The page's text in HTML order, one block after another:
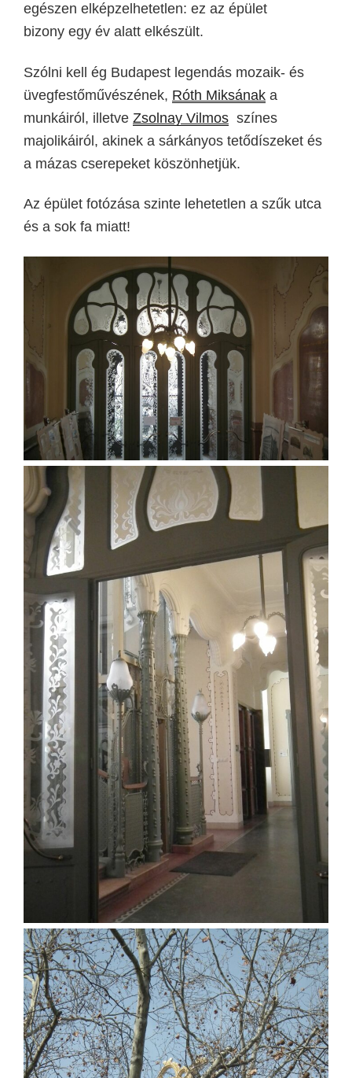
egészen elképzelhetetlen: ez az épület
bizony egy év alatt elkészült.
Szólni kell ég Budapest legendás mozaik- és
üvegfestőművészének, Róth Miksának a
munkáiról, illetve Zsolnay Vilmos színes
majolikáiról, akinek a sárkányos tetődíszeket és
a mázas cserepeket köszönhetjük.
Az épület fotózása szinte lehetetlen a szűk utca
és a sok fa miatt!